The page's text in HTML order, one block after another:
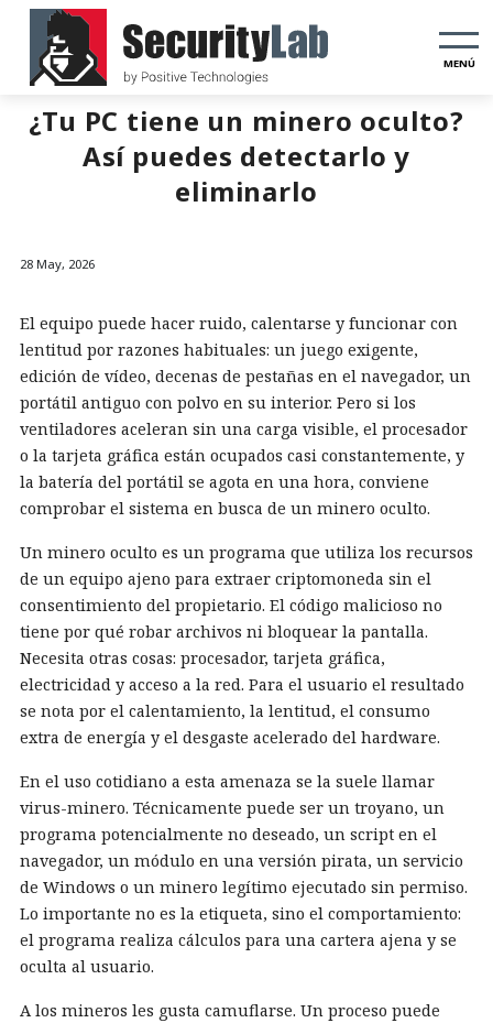
MENÚ
¿Tu PC tiene un minero oculto?
Así puedes detectarlo y
eliminarlo
28 May, 2026
El equipo puede hacer ruido, calentarse y funcionar con
lentitud por razones habituales: un juego exigente,
edición de vídeo, decenas de pestañas en el navegador, un
portátil antiguo con polvo en su interior. Pero si los
ventiladores aceleran sin una carga visible, el procesador
o la tarjeta gráfica están ocupados casi constantemente, y
la batería del portátil se agota en una hora, conviene
comprobar el sistema en busca de un minero oculto.
Un minero oculto es un programa que utiliza los recursos
de un equipo ajeno para extraer criptomoneda sin el
consentimiento del propietario. El código malicioso no
tiene por qué robar archivos ni bloquear la pantalla.
Necesita otras cosas: procesador, tarjeta gráfica,
electricidad y acceso a la red. Para el usuario el resultado
se nota por el calentamiento, la lentitud, el consumo
extra de energía y el desgaste acelerado del hardware.
En el uso cotidiano a esta amenaza se la suele llamar
virus-minero. Técnicamente puede ser un troyano, un
programa potencialmente no deseado, un script en el
navegador, un módulo en una versión pirata, un servicio
de Windows o un minero legítimo ejecutado sin permiso.
Lo importante no es la etiqueta, sino el comportamiento:
el programa realiza cálculos para una cartera ajena y se
oculta al usuario.
A los mineros les gusta camuflarse. Un proceso puede